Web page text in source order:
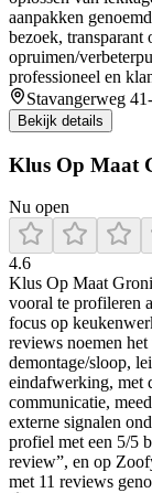
aanpakken
bezoek,
opruimen/
professioneel en
Stavangerweg
Bekijk details
Klus Op Maat
Nu open
4.6
Klus Op Maat
vooral te profileren
focus op
reviews noemen
demontage/sloop,
eindafwerking, met
communicatie,
externe signalen
profiel met een 5/5
review”, en op
met 11 reviews